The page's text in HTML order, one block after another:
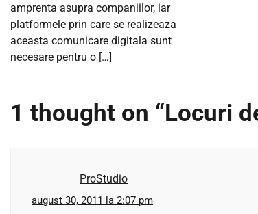
amprenta asupra companiilor, iar
platformele prin care se realizeaza
aceasta comunicare digitala sunt
necesare pentru o […]
1 thought on “Locuri
ProStudio
august 30, 2011 la 2:07 pm